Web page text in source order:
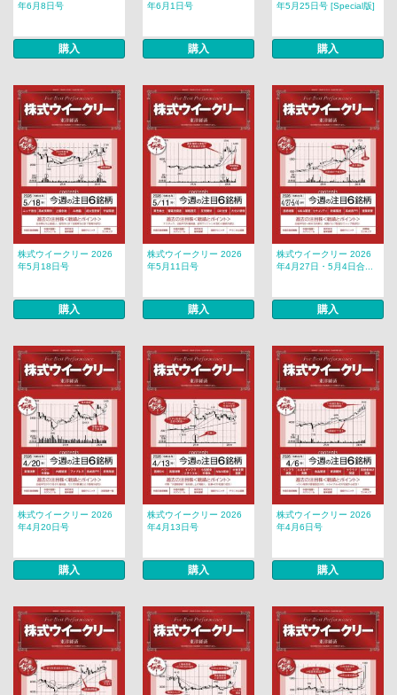
年6月8日号
購入
年6月1日号
購入
年5月25日号 [Special版]
購入
株式ウイークリー 2026
年5月18日号
購入
株式ウイークリー 2026
年5月11日号
購入
株式ウイークリー 2026
年4月27日・5月4日合...
購入
株式ウイークリー 2026
年4月20日号
購入
株式ウイークリー 2026
年4月13日号
購入
株式ウイークリー 2026
年4月6日号
購入